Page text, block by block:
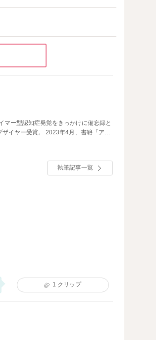
ー型認知症発覚をきっかけに備忘録と
イヤー受賞。 2023年4月、書籍「アル
執筆記事一覧
1 クリップ